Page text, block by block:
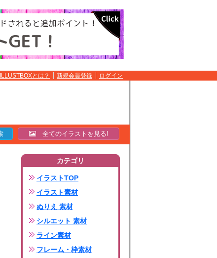
ILLUSTBOXとは？ 新規会員登録 ログイン
全てのイラストを見る!
カテゴリ
イラストTOP
イラスト素材
ぬりえ 素材
シルエット 素材
ライン素材
フレーム・枠素材